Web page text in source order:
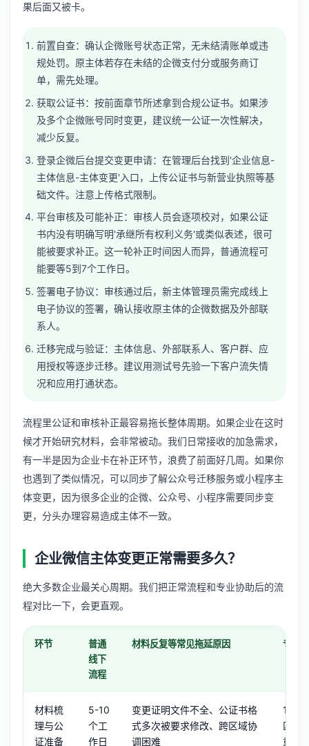
果后面又被卡。
前置自查：确认企微账号状态正常，无未结清账单或违
规处罚。原主体若存在未结的企微支付分或服务商订
单，需先处理。
获取公证书：按前面章节所述拿到合规公证书。如果涉
及多个企微账号同时变更，建议统一公证一次性解决，
减少反复。
登录企微后台提交变更申请：在管理后台找到'企业信息-
主体信息-主体变更'入口，上传公证书与新营业执照等基
础文件。注意上传格式限制。
平台审核及可能补正：审核人员会逐项校对，如果公证
书内没有明确写明'承继所有权利义务'或类似表述，很可
能被要求补正。这一轮补正时间因人而异，普通流程可
能要等5到7个工作日。
签署电子协议：审核通过后，新主体管理员需完成线上
电子协议的签署，确认接收原主体的企微数据及外部联
系人。
迁移完成与验证：主体信息、外部联系人、客户群、应
用授权等逐步迁移。建议用测试号先验一下客户流失情
况和应用打通状态。
流程里公证和审核补正最容易拖长整体周期。如果企业在这时
候才开始研究材料，会非常被动。我们日常接收的加急需求，
有一半是因为企业卡在补正环节，浪费了前面好几周。如果你
也遇到了类似情况，可以同步了解公众号迁移服务或小程序主
体变更，因为很多企业的企微、公众号、小程序需要同步变
更，分头办理容易造成主体不一致。
企业微信主体变更正常需要多久？
绝大多数企业最关心周期。我们把正常流程和专业协助后的流
程对比一下，会更直观。
环节
普通
线下
流程
材料反复等常见拖延原因 专业
材料梳
理与公
证准备
5-10
个工
作日
变更证明文件不全、公证书格
式多次被要求修改、跨区域协
调困难
1-3
匹配
重标